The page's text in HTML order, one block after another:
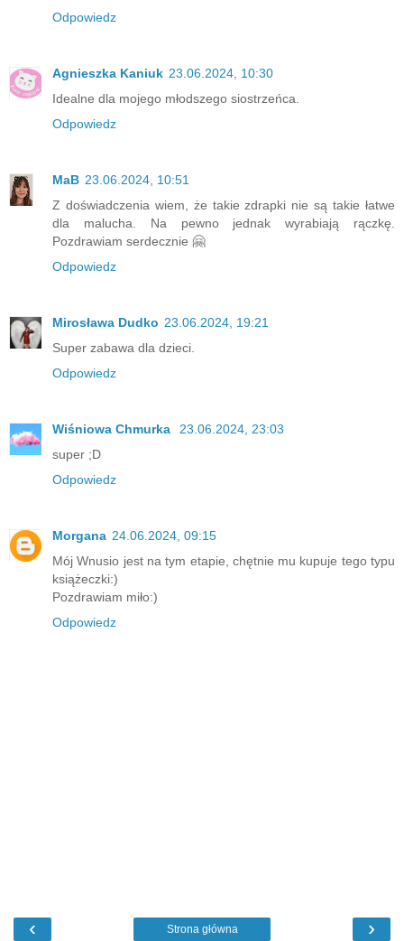
Odpowiedz
Agnieszka Kaniuk 23.06.2024, 10:30
Idealne dla mojego młodszego siostrzeńca.
Odpowiedz
MaB 23.06.2024, 10:51
Z doświadczenia wiem, że takie zdrapki nie są takie łatwe
dla malucha. Na pewno jednak wyrabiają rączkę.
Pozdrawiam serdecznie 🤗
Odpowiedz
Mirosława Dudko 23.06.2024, 19:21
Super zabawa dla dzieci.
Odpowiedz
Wiśniowa Chmurka
23.06.2024, 23:03
super ;D
Odpowiedz
Morgana 24.06.2024, 09:15
Mój Wnusio jest na tym etapie, chętnie mu kupuje tego typu
książeczki:)
Pozdrawiam miło:)
Odpowiedz
‹ ›
Strona główna